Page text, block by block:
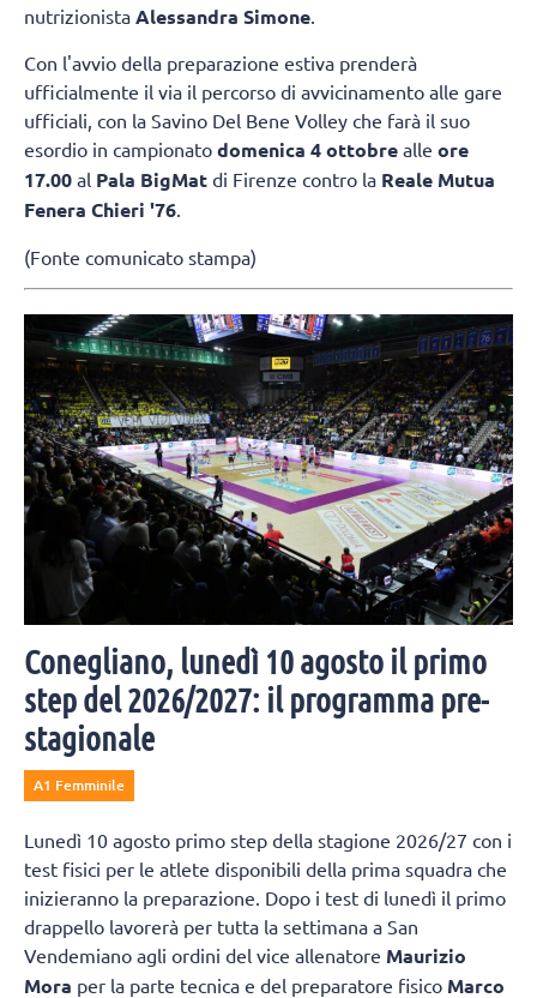
nutrizionista Alessandra Simone
Con l'avvio della preparazione estiva prenderà
ufficialmente il via il percorso di avvicinamento alle gare
ufficiali, con la Savino Del Bene Volley che farà il suo
esordio in campionato domenica 4 ottobre alle ore
17.00 al Pala BigMat di Firenze contro la Reale Mutua
Fenera Chieri '76.
(Fonte comunicato stampa)
Conegliano, lunedì 10 agosto il primo
step del 2026/2027: il programma pre-
stagionale
A1 Femminile
Lunedì 10 agosto primo step della stagione 2026/27 con i
test fisici per le atlete disponibili della prima squadra che
inizieranno la preparazione. Dopo i test di lunedì il primo
drappello lavorerà per tutta la settimana a San
Vendemiano agli ordini del vice allenatore Maurizio
Mora per la parte tecnica e del preparatore fisico Marco